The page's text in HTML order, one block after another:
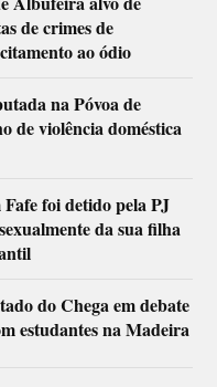
de crimes de
ao ódio
na Póvoa de
de violência doméstica
foi detido pela PJ
da sua filha
do Chega em debate
estudantes na Madeira